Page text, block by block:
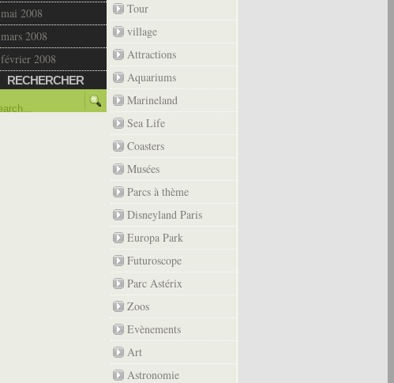
mai 2008
mars 2008
février 2008
RECHERCHER
Tour
village
Attractions
Aquariums
Marineland
Sea Life
Coasters
Musées
Parcs à thème
Disneyland Paris
Europa Park
Futuroscope
Parc Astérix
Zoos
Evènements
Art
Astronomie